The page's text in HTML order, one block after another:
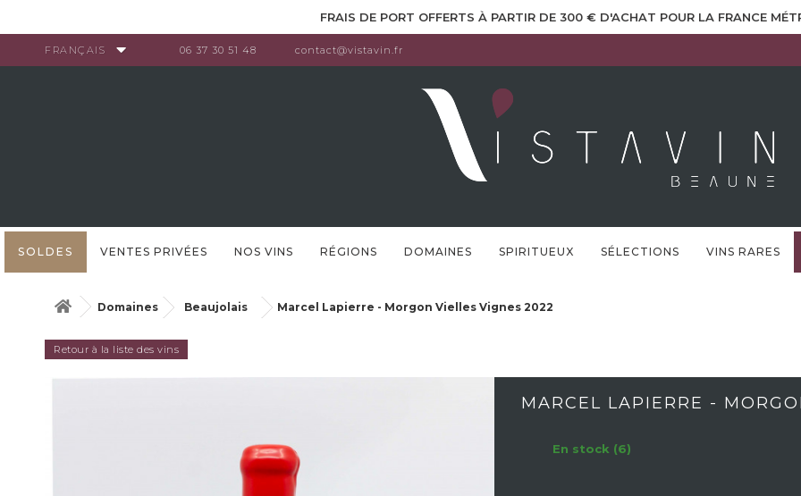
FRAIS DE PORT OFFERTS À PARTIR DE 300 € D'ACHAT POUR LA FRANCE
FRANÇAIS 06 37 30 51 48 contact@vistavin.fr
SOLDES VENTES PRIVÉES NOS VINS RÉGIONS DOMAINES SPIRITUEUX SÉLECTIONS VINS RARES
Domaines Beaujolais Marcel Lapierre - Morgon Vielles Vignes 2022
Retour à la liste des vins
MARCEL LAPIERRE -
En stock (6)